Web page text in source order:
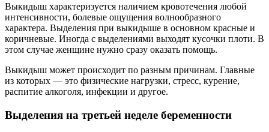
Выкидыш характеризуется наличием кровотечения любой
интенсивности, болевые ощущения волнообразного
характера. Выделения при выкидыше в основном красные и
коричневые. Иногда с выделениями выходят кусочки плоти. В
этом случае женщине нужно сразу оказать помощь.
Выкидыш может происходит по разным причинам. Главные
из которых — это физические нагрузки, стресс, курение,
распитие алкоголя, инфекции и другое.
Выделения на третьей неделе беременности